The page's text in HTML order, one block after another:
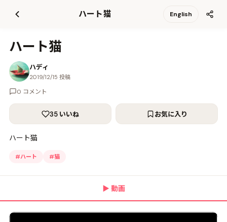
ハート猫 English
ハート猫
ハディ
2019/12/15 投稿
0 コメント
35 いいね お気に入り
ハート猫
#ハート #猫
▶ 動画